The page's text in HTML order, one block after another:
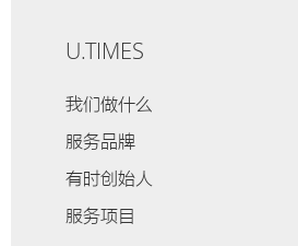
U.TIMES
我们做什么
服务品牌
有时创始人
服务项目